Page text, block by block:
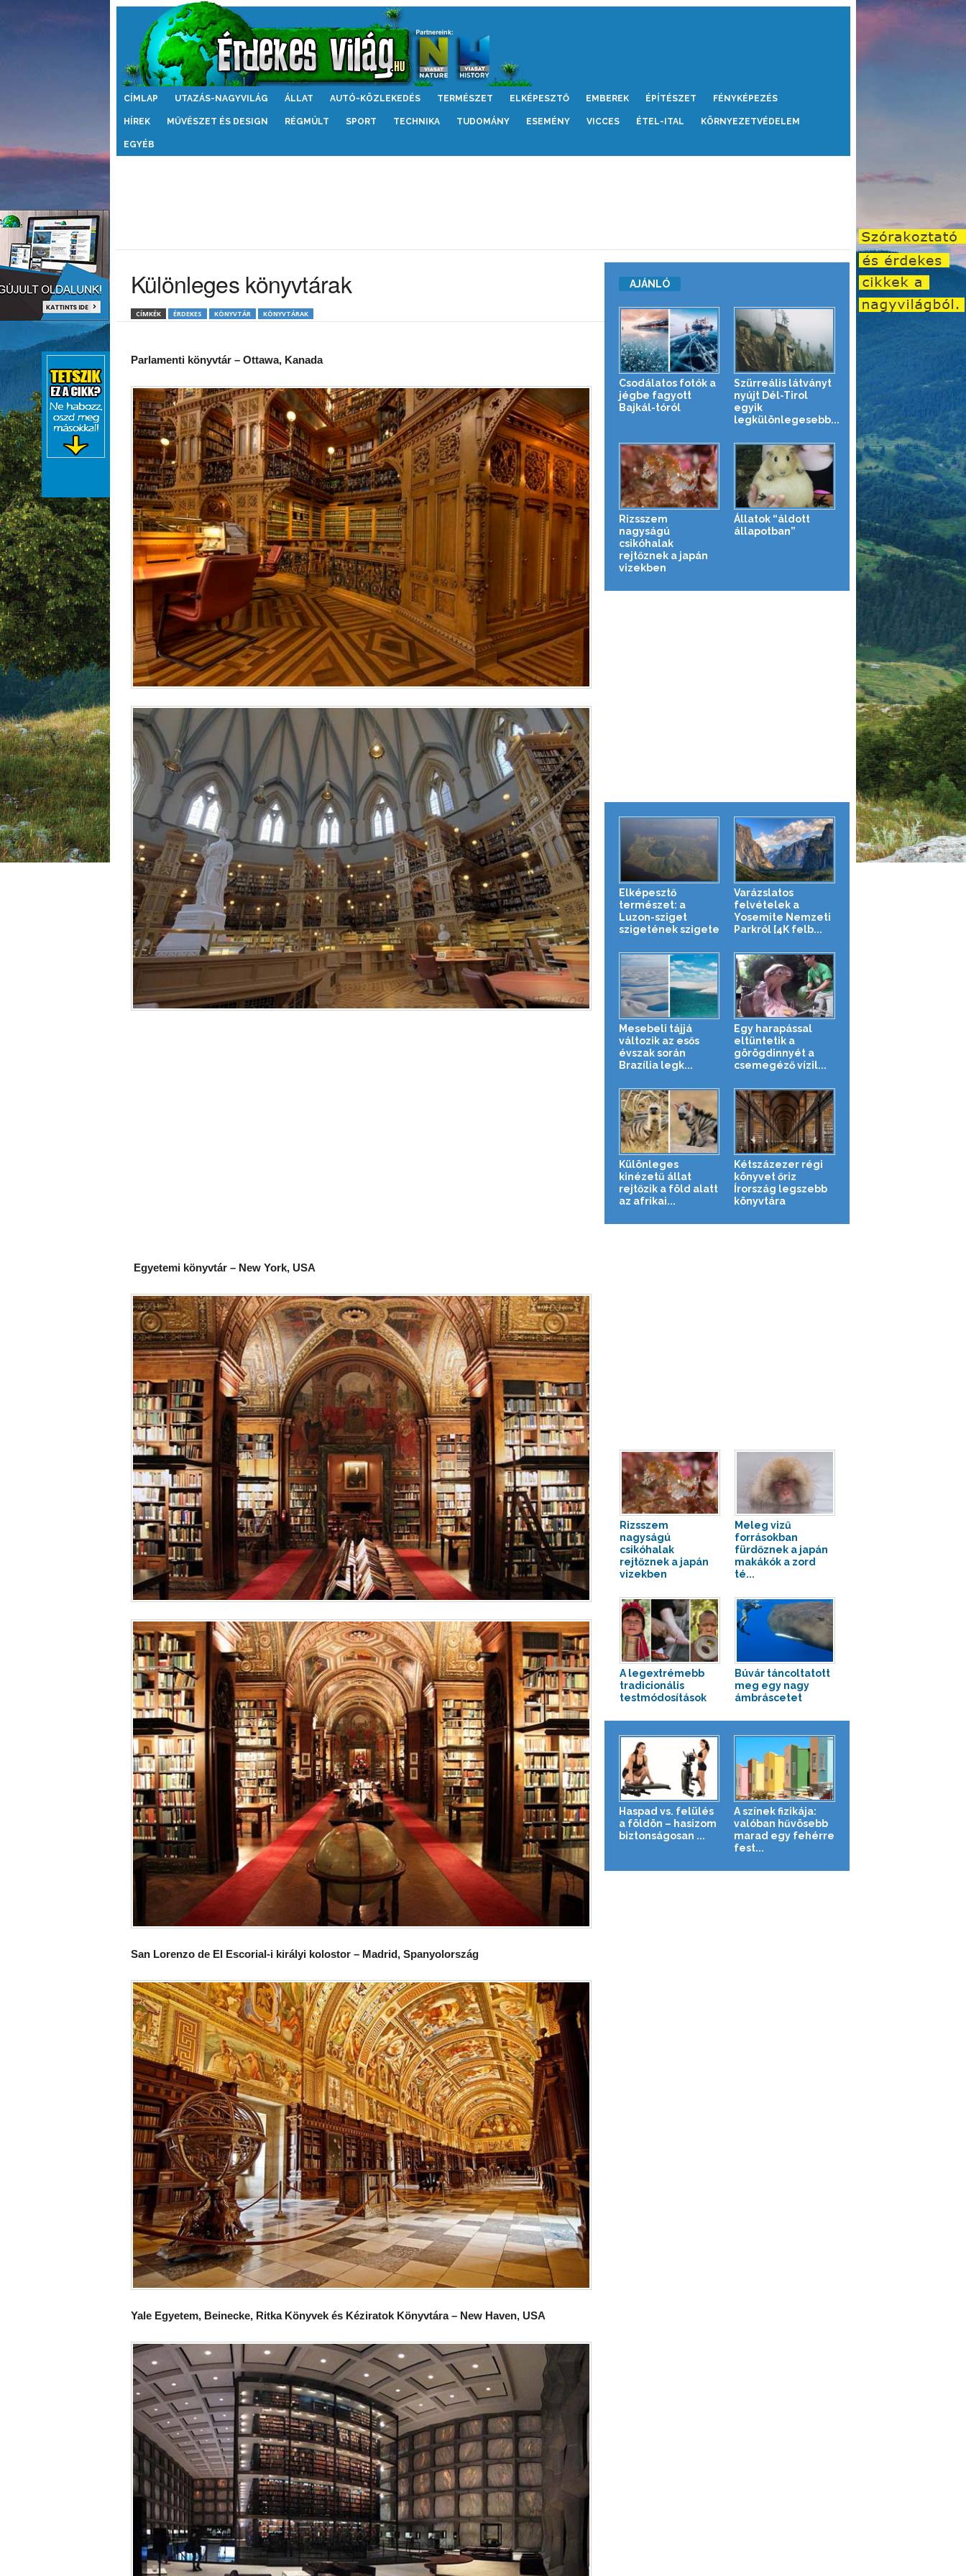
Érdekes
CÍMLAP UTAZÁS-NAGYVILÁG ÁLLAT AUTÓ-KÖZLEKEDÉS TERMÉSZET ELKÉPESZTŐ EMBEREK ÉPÍTÉSZET FÉNYKÉPEZÉS
HÍREK MŰVÉSZET ÉS DESIGN RÉGMÚLT SPORT TECHNIKA TUDOMÁNY ESEMÉNY VICCES ÉTEL-ITAL KÖRNYEZETVÉDELEM
EGYÉB
Különleges könyvtárak
CÍMKÉK ÉRDEKES KÖNYVTÁR KÖNYVTÁRAK
Parlamenti könyvtár – Ottawa, Kanada
Egyetemi könyvtár – New York, USA
San Lorenzo de El Escorial-i királyi kolostor – Madrid, Spanyolország
Yale Egyetem, Beinecke, Ritka Könyvek és Kéziratok Könyvtára – New Haven, USA
AJÁNLÓ
Csodálatos fotók a
jégbe fagyott
Bajkál-tóról
Szürreális látványt
nyújt Dél-Tirol
egyik
legkülönlegesebb...
Rizsszem
nagyságú
csikóhalak
rejtőznek a japán
vizekben
Állatok “áldott
állapotban”
Elképesztő
természet: a
Luzon-sziget
szigetének szigete
Varázslatos
felvételek a
Yosemite Nemzeti
Parkról [4K felb...
Mesebeli tájjá
változik az esős
évszak során
Brazília legk...
Egy harapással
eltüntetik a
görögdinnyét a
csemegéző vízil...
Különleges
kinézetű állat
rejtőzik a föld alatt
az afrikai...
Kétszázezer régi
könyvet őriz
Írország legszebb
könyvtára
Rizsszem
nagyságú
csikóhalak
rejtőznek a japán
vizekben
Meleg vizű
forrásokban
fürdőznek a japán
makákók a zord
té...
A legextrémebb
tradicionális
testmódosítások
Búvár táncoltatott
meg egy nagy
ámbráscetet
Haspad vs. felülés
a földön – hasizom
biztonságosan ...
A színek fizikája:
valóban hűvösebb
marad egy fehérre
fest...